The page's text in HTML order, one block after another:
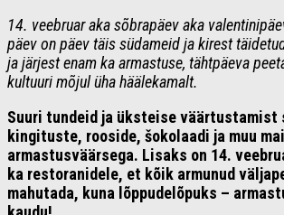
14. veebruar aka sõbrapäev aka
päev on päev täis südameid ja kirest
ja järjest enam ka armastuse, tähtpäeva
kultuuri mõjul üha häälekamalt.
Suuri tundeid ja üksteise väärtustamist
kingituste, rooside, šokolaadi ja muu
armastusväärsega. Lisaks on 14.
ka restoranidele, et kõik armunud
mahutada, kuna lõppudelõpuks –